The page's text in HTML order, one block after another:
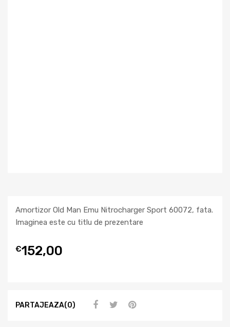
Amortizor Old Man Emu Nitrocharger Sport 60072, fata.
Imaginea este cu titlu de prezentare
€152,00
PARTAJEAZA(0)